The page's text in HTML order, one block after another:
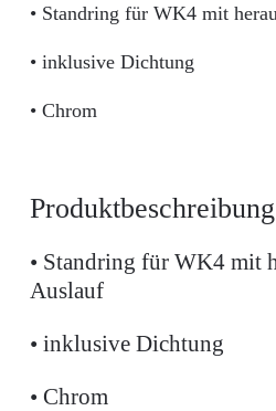
Produktbeschreibung
• Standring für WK4 mit
Auslauf
• inklusive Dichtung
• Chrom
• Standring für WK4 mit
• inklusive Dichtung
• Chrom